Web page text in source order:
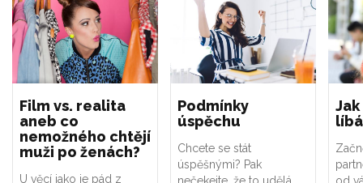
Film vs. realita
aneb co
nemožného chtějí
muži po ženách?
U věcí jako je pád z
Podmínky
úspěchu
Chcete se stát
úspěšnými? Pak